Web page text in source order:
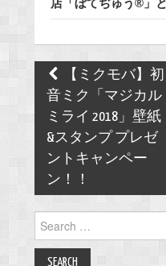
店「ぼてぢゅう®」
Post
navigation
【ミクモバ】初
音ミク「マジカル
ミライ 2018」壁紙
&スタンプ プレゼ
ントキャンペー
ン！！
for: